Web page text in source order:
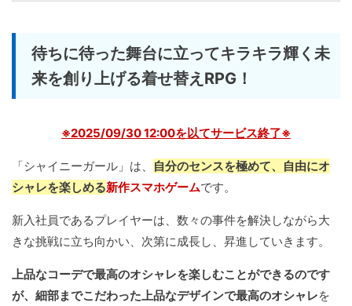
待ちに待った舞台に立ってキラキラ輝く未
来を創り上げる着せ替えRPG！
※2025/09/30 12:00を以てサービス終了※
「シャイニーガール」は、
自分のセンスを極めて、自由にオ
シャレを楽しめる新作スマホゲームです。
新入社員であるプレイヤーは、数々の事件を解決しながら大
きな挑戦に立ち向かい、次第に成長し、昇進していきます。
上品なコーデで最高のオシャレを楽しむことができるのです
が、細部までこだわった上品なデザインで最高のオシャレを